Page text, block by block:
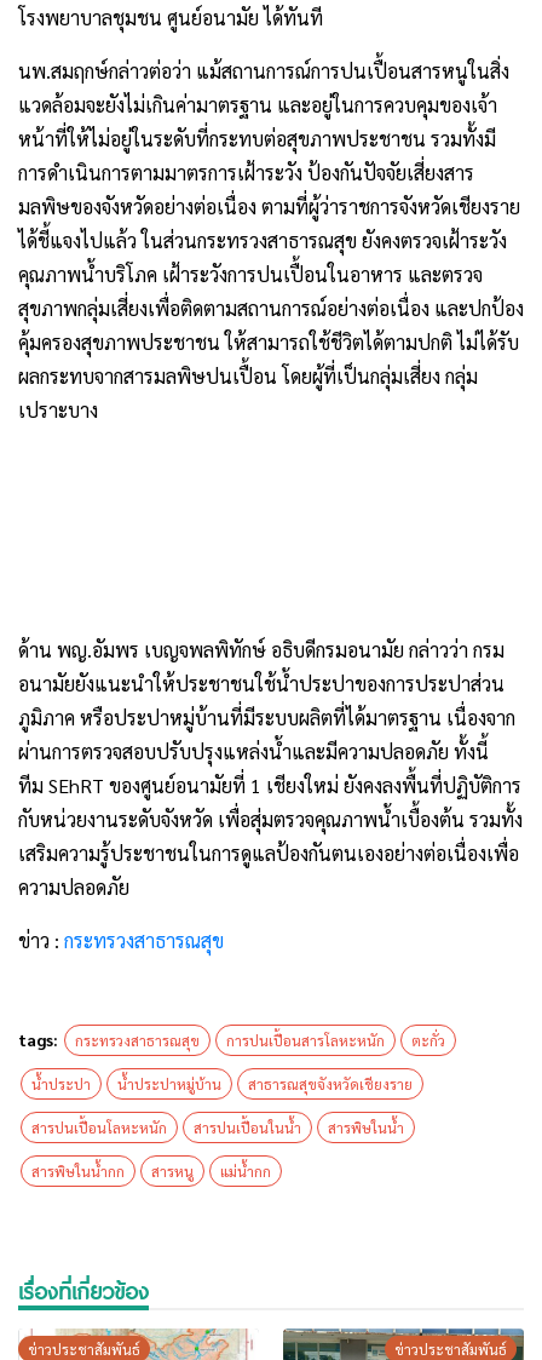
โรงพยาบาลชุมชน ศูนย์อนามัย ได้ทันที
นพ.สมฤกษ์กล่าวต่อว่า แม้สถานการณ์การปนเปื้อนสารหนูในสิ่ง
แวดล้อมจะยังไม่เกินค่ามาตรฐาน และอยู่ในการควบคุมของเจ้า
หน้าที่ให้ไม่อยู่ในระดับที่กระทบต่อสุขภาพประชาชน รวมทั้งมี
การดำเนินการตามมาตรการเฝ้าระวัง ป้องกันปัจจัยเสี่ยงสาร
มลพิษของจังหวัดอย่างต่อเนื่อง ตามที่ผู้ว่าราชการจังหวัดเชียงราย
ได้ชี้แจงไปแล้ว ในส่วนกระทรวงสาธารณสุข ยังคงตรวจเฝ้าระวัง
คุณภาพน้ำบริโภค เฝ้าระวังการปนเปื้อนในอาหาร และตรวจ
สุขภาพกลุ่มเสี่ยงเพื่อติดตามสถานการณ์อย่างต่อเนื่อง และปกป้อง
คุ้มครองสุขภาพประชาชน ให้สามารถใช้ชีวิตได้ตามปกติ ไม่ได้รับ
ผลกระทบจากสารมลพิษปนเปื้อน โดยผู้ที่เป็นกลุ่มเสี่ยง กลุ่ม
เปราะบาง
ด้าน พญ.อัมพร เบญจพลพิทักษ์ อธิบดีกรมอนามัย กล่าวว่า กรม
อนามัยยังแนะนำให้ประชาชนใช้น้ำประปาของการประปาส่วน
ภูมิภาค หรือประปาหมู่บ้านที่มีระบบผลิตที่ได้มาตรฐาน เนื่องจาก
ผ่านการตรวจสอบปรับปรุงแหล่งน้ำและมีความปลอดภัย ทั้งนี้
ทีม SEhRT ของศูนย์อนามัยที่ 1 เชียงใหม่ ยังคงลงพื้นที่ปฏิบัติการ
กับหน่วยงานระดับจังหวัด เพื่อสุ่มตรวจคุณภาพน้ำเบื้องต้น รวมทั้ง
เสริมความรู้ประชาชนในการดูแลป้องกันตนเองอย่างต่อเนื่องเพื่อ
ความปลอดภัย
ข่าว : กระทรวงสาธารณสุข
tags: กระทรวงสาธารณสุข การปนเปื้อนสารโลหะหนัก ตะกั่ว
น้ำประปา น้ำประปาหมู่บ้าน สาธารณสุขจังหวัดเชียงราย
สารปนเปื้อนโลหะหนัก สารปนเปื้อนในน้ำ สารพิษในน้ำ
สารพิษในน้ำกก สารหนู แม่น้ำกก
เรื่องที่เกี่ยวข้อง
ข่าวประชาสัมพันธ์
ข่าวประชาสัมพันธ์